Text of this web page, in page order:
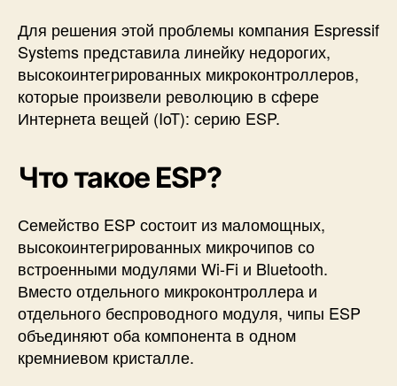
г
р
а
м
м
и
н
и
я
E
S
P
3
Для решения этой проблемы компания Espressif
Systems представила линейку недорогих,
высокоинтегрированных микроконтроллеров,
которые произвели революцию в сфере
Интернета вещей (IoT): серию ESP.
Что такое ESP?
Семейство ESP состоит из маломощных,
высокоинтегрированных микрочипов со
встроенными модулями Wi-Fi и Bluetooth.
Вместо отдельного микроконтроллера и
отдельного беспроводного модуля, чипы ESP
объединяют оба компонента в одном
кремниевом кристалле.